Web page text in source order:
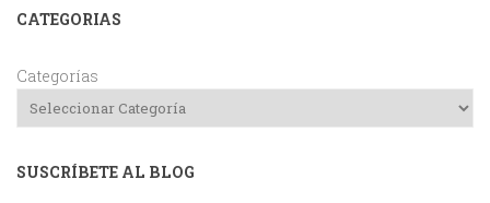
CATEGORIAS
Categorías
SUSCRÍBETE AL BLOG